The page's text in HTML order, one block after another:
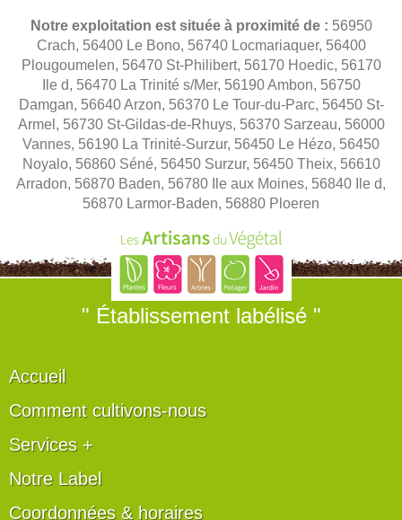
Notre exploitation est située à proximité de : 56950
Crach, 56400 Le Bono, 56740 Locmariaquer, 56400
Plougoumelen, 56470 St-Philibert, 56170 Hoedic, 56170
Ile d, 56470 La Trinité s/Mer, 56190 Ambon, 56750
Damgan, 56640 Arzon, 56370 Le Tour-du-Parc, 56450 St-
Armel, 56730 St-Gildas-de-Rhuys, 56370 Sarzeau, 56000
Vannes, 56190 La Trinité-Surzur, 56450 Le Hézo, 56450
Noyalo, 56860 Séné, 56450 Surzur, 56450 Theix, 56610
Arradon, 56870 Baden, 56780 Ile aux Moines, 56840 Ile d,
56870 Larmor-Baden, 56880 Ploeren
" Établissement labélisé "
Accueil
Comment cultivons-nous
Services +
Notre Label
Coordonnées & horaires